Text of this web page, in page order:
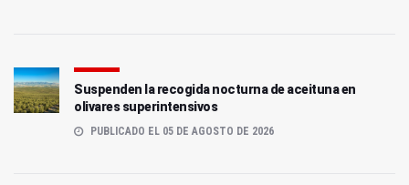
Suspenden la recogida nocturna de aceituna en
olivares superintensivos
PUBLICADO EL 05 DE AGOSTO DE 2026